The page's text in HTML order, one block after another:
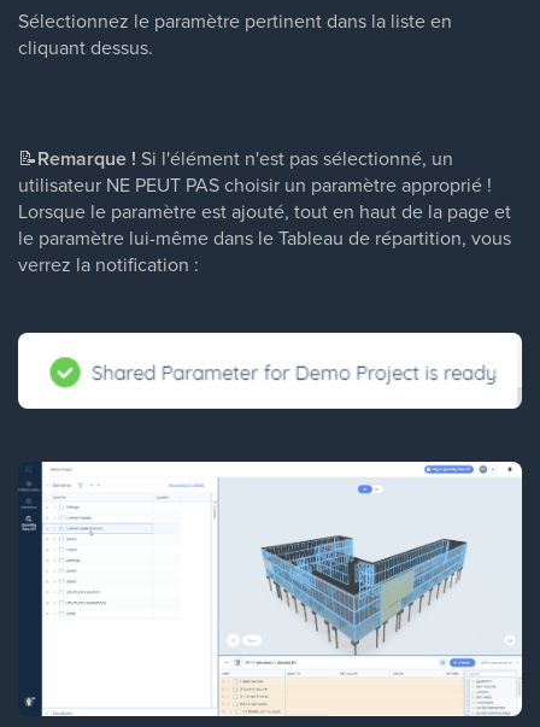
Sélectionnez le paramètre pertinent dans la liste en
cliquant dessus.
📝Remarque ! Si l'élément n'est pas sélectionné, un
utilisateur NE PEUT PAS choisir un paramètre approprié !
Lorsque le paramètre est ajouté, tout en haut de la page et
le paramètre lui-même dans le Tableau de répartition, vous
verrez la notification :